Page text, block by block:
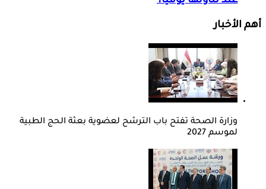
أهم الأخبار
وزارة الصحة تفتح باب الترشح لعضوية بعثة الحج الطبية
لموسم 2027